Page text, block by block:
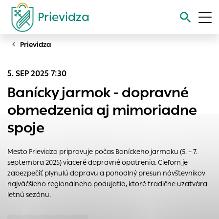
Prievidza
Vyhľadávanie
Prievidza
5. SEP 2025 7:30
Banícky jarmok - dopravné
obmedzenia aj mimoriadne
spoje
Mesto Prievidza pripravuje počas Baníckeho jarmoku (5. – 7.
septembra 2025) viaceré dopravné opatrenia. Cieľom je
zabezpečiť plynulú dopravu a pohodlný presun návštevníkov
najväčšieho regionálneho podujatia, ktoré tradične uzatvára
letnú sezónu.
Nastavenie cookies
Cookies sú malé súbory, do ktorých webové stránky môžu
ukladať informácie o vašej aktivite a preferenciách.
Používajú sa napríklad k tomu, aby si webový prehliadač
zapamätoval Vaše prihlásenie alebo aby sa uložila Vaša
voľba v tomto okne.
Vyberte úroveň cookies, ktorú chcete povoliť
Technické cookies
Technické súbory cookie sú pre prevádzku nevyhnutné a